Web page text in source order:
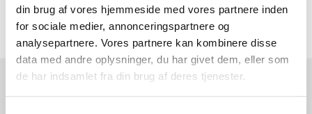
din brug af vores hjemmeside med vores partnere inden
for sociale medier, annonceringspartnere og
analysepartnere. Vores partnere kan kombinere disse
data med andre oplysninger, du har givet dem, eller som
de har indsamlet fra din brug af deres tjenester.
ANMELDELSER